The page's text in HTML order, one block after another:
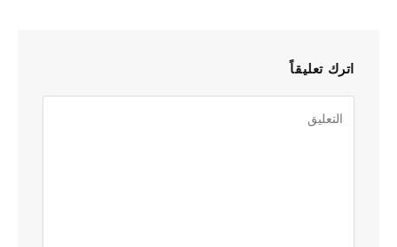
اترك تعليقاً